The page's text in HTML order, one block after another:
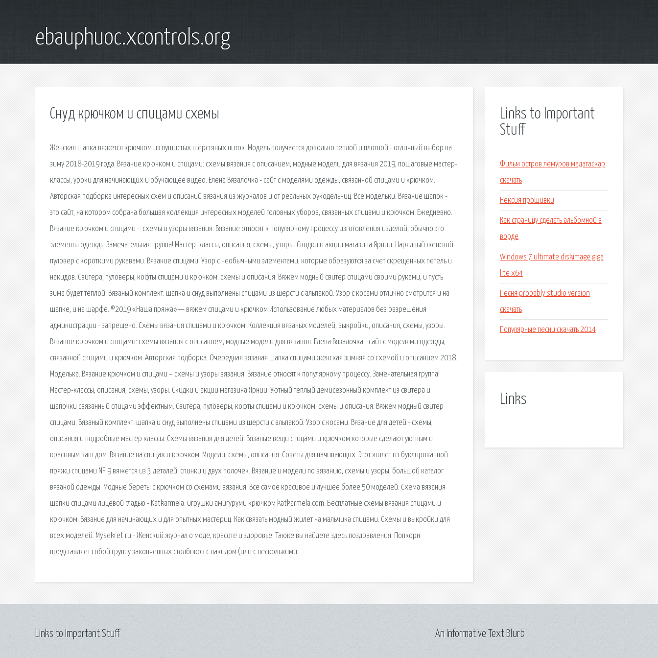
ebauphuoc.xcontrols.org
Снуд крючком и спицами схемы
Женская шапка вяжется крючком из пушистых шерстяных ниток. Модель получается довольно теплой и плотной - отличный выбор на
зиму 2018-2019 года. Вязание крючком и спицами: схемы вязания с описанием, модные модели для вязания 2019, пошаговые мастер-
классы, уроки для начинающих и обучающее видео. Елена Вязалочка - сайт с моделями одежды, связанной спицами и крючком.
Авторская подборка интересных схем и описаний вязания из журналов и от реальных рукодельниц. Все модельки. Вязание шапок -
это сайт, на котором собрана большая коллекция интересных моделей головных уборов, связанных спицами и крючком. Ежедневно.
Вязание крючком и спицами – схемы и узоры вязания. Вязание относят к популярному процессу изготовления изделий, обычно это
элементы одежды Замечательная группа! Мастер-классы, описания, схемы, узоры. Скидки и акции магазина Ярнии. Нарядный женский
пуловер с короткими рукавами. Вязание спицами. Узор с необычными элементами, которые образуются за счет скрещенных петель и
накидов. Свитера, пуловеры, кофты спицами и крючком: схемы и описания. Вяжем модный свитер спицами своими руками, и пусть
зима будет теплой. Вязаный комплект: шапка и снуд выполнены спицами из шерсти с альпакой. Узор с косами отлично смотрится и на
шапке, и на шарфе. ©2019 «Наша пряжа» — вяжем спицами и крючком Использование любых материалов без разрешения
администрации - запрещено. Схемы вязания спицами и крючком. Коллекция вязаных моделей, выкройки, описания, схемы, узоры.
Вязание крючком и спицами: схемы вязания с описанием, модные модели для вязания. Елена Вязалочка - сайт с моделями одежды,
связанной спицами и крючком. Авторская подборка. Очередная вязаная шапка спицами женская зимняя со схемой и описанием 2018.
Моделька. Вязание крючком и спицами – схемы и узоры вязания. Вязание относят к популярному процессу. Замечательная группа!
Мастер-классы, описания, схемы, узоры. Скидки и акции магазина Ярнии. Уютный теплый демисезонный комплект из свитера и
шапочки связанный спицами эффектным. Свитера, пуловеры, кофты спицами и крючком: схемы и описания. Вяжем модный свитер
спицами. Вязаный комплект: шапка и снуд выполнены спицами из шерсти с альпакой. Узор с косами. Вязание для детей - схемы,
описания и подробные мастер классы. Схемы вязания для детей. Вязаные вещи спицами и крючком которые сделают уютным и
красивым ваш дом. Вязание на спицах и крючком. Модели, схемы, описания. Советы для начинающих. Этот жилет из буклированной
пряжи спицами № 9 вяжется из 3 деталей: спинки и двух полочек. Вязание и модели по вязанию, схемы и узоры, большой каталог
вязаной одежды. Модные береты с крючком со схемами вязания. Все самое красивое и лучшее более 50 моделей. Схема вязания
шапки спицами лицевой гладью - Katkarmela: игрушки амигуруми крючком katkarmela.com. Бесплатные схемы вязания спицами и
крючком. Вязание для начинающих и для опытных мастериц. Как связать модный жилет на мальчика спицами. Схемы и выкройки для
всех моделей. Mysekret.ru - Женский журнал о моде, красоте и здоровье. Также вы найдете здесь поздравления. Попкорн
представляет собой группу законченных столбиков с накидом (или с несколькими.
Links to Important
Stuff
Фильм остров лемуров мадагаскар
скачать
Нексия прошивки
Как страницу сделать альбомной в
ворде
Windows 7 ultimate diskimage giga
lite x64
Песня probably studio version
скачать
Популярные песни скачать 2014
Links
Links to Important Stuff An Informative Text Blurb